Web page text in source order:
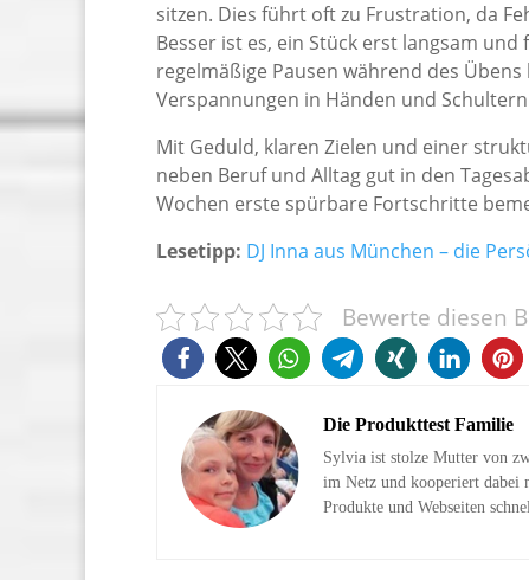
sitzen. Dies führt oft zu Frustration, da
Besser ist es, ein Stück erst langsam
regelmäßige Pausen während des
Verspannungen in Händen und
Mit Geduld, klaren Zielen und einer
neben Beruf und Alltag gut in den
Wochen erste spürbare Fortschritte
Lesetipp: DJ Inna aus München – die
Bewerte diesen
Die Produkttest Familie
Sylvia ist stolze Mutter von
im Netz und kooperiert dabei
Produkte und Webseiten